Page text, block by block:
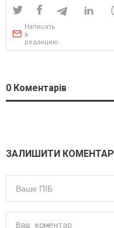
Написать
в
редакцию
0 Коментарів
ЗАЛИШИТИ КОМЕНТАР